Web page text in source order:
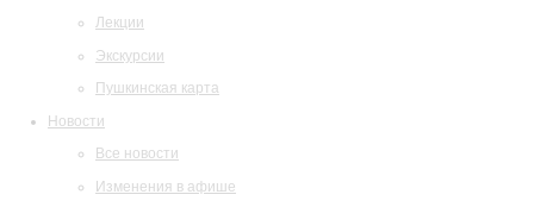
Лекции
Экскурсии
Пушкинская карта
Новости
Все новости
Изменения в афише